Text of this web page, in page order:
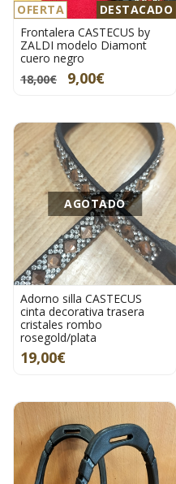
OFERTA DESTACADO
Frontalera CASTECUS by
ZALDI modelo Diamont
cuero negro
18,00€
9,00€
AGOTADO
Adorno silla CASTECUS
cinta decorativa trasera
cristales rombo
rosegold/plata
19,00€